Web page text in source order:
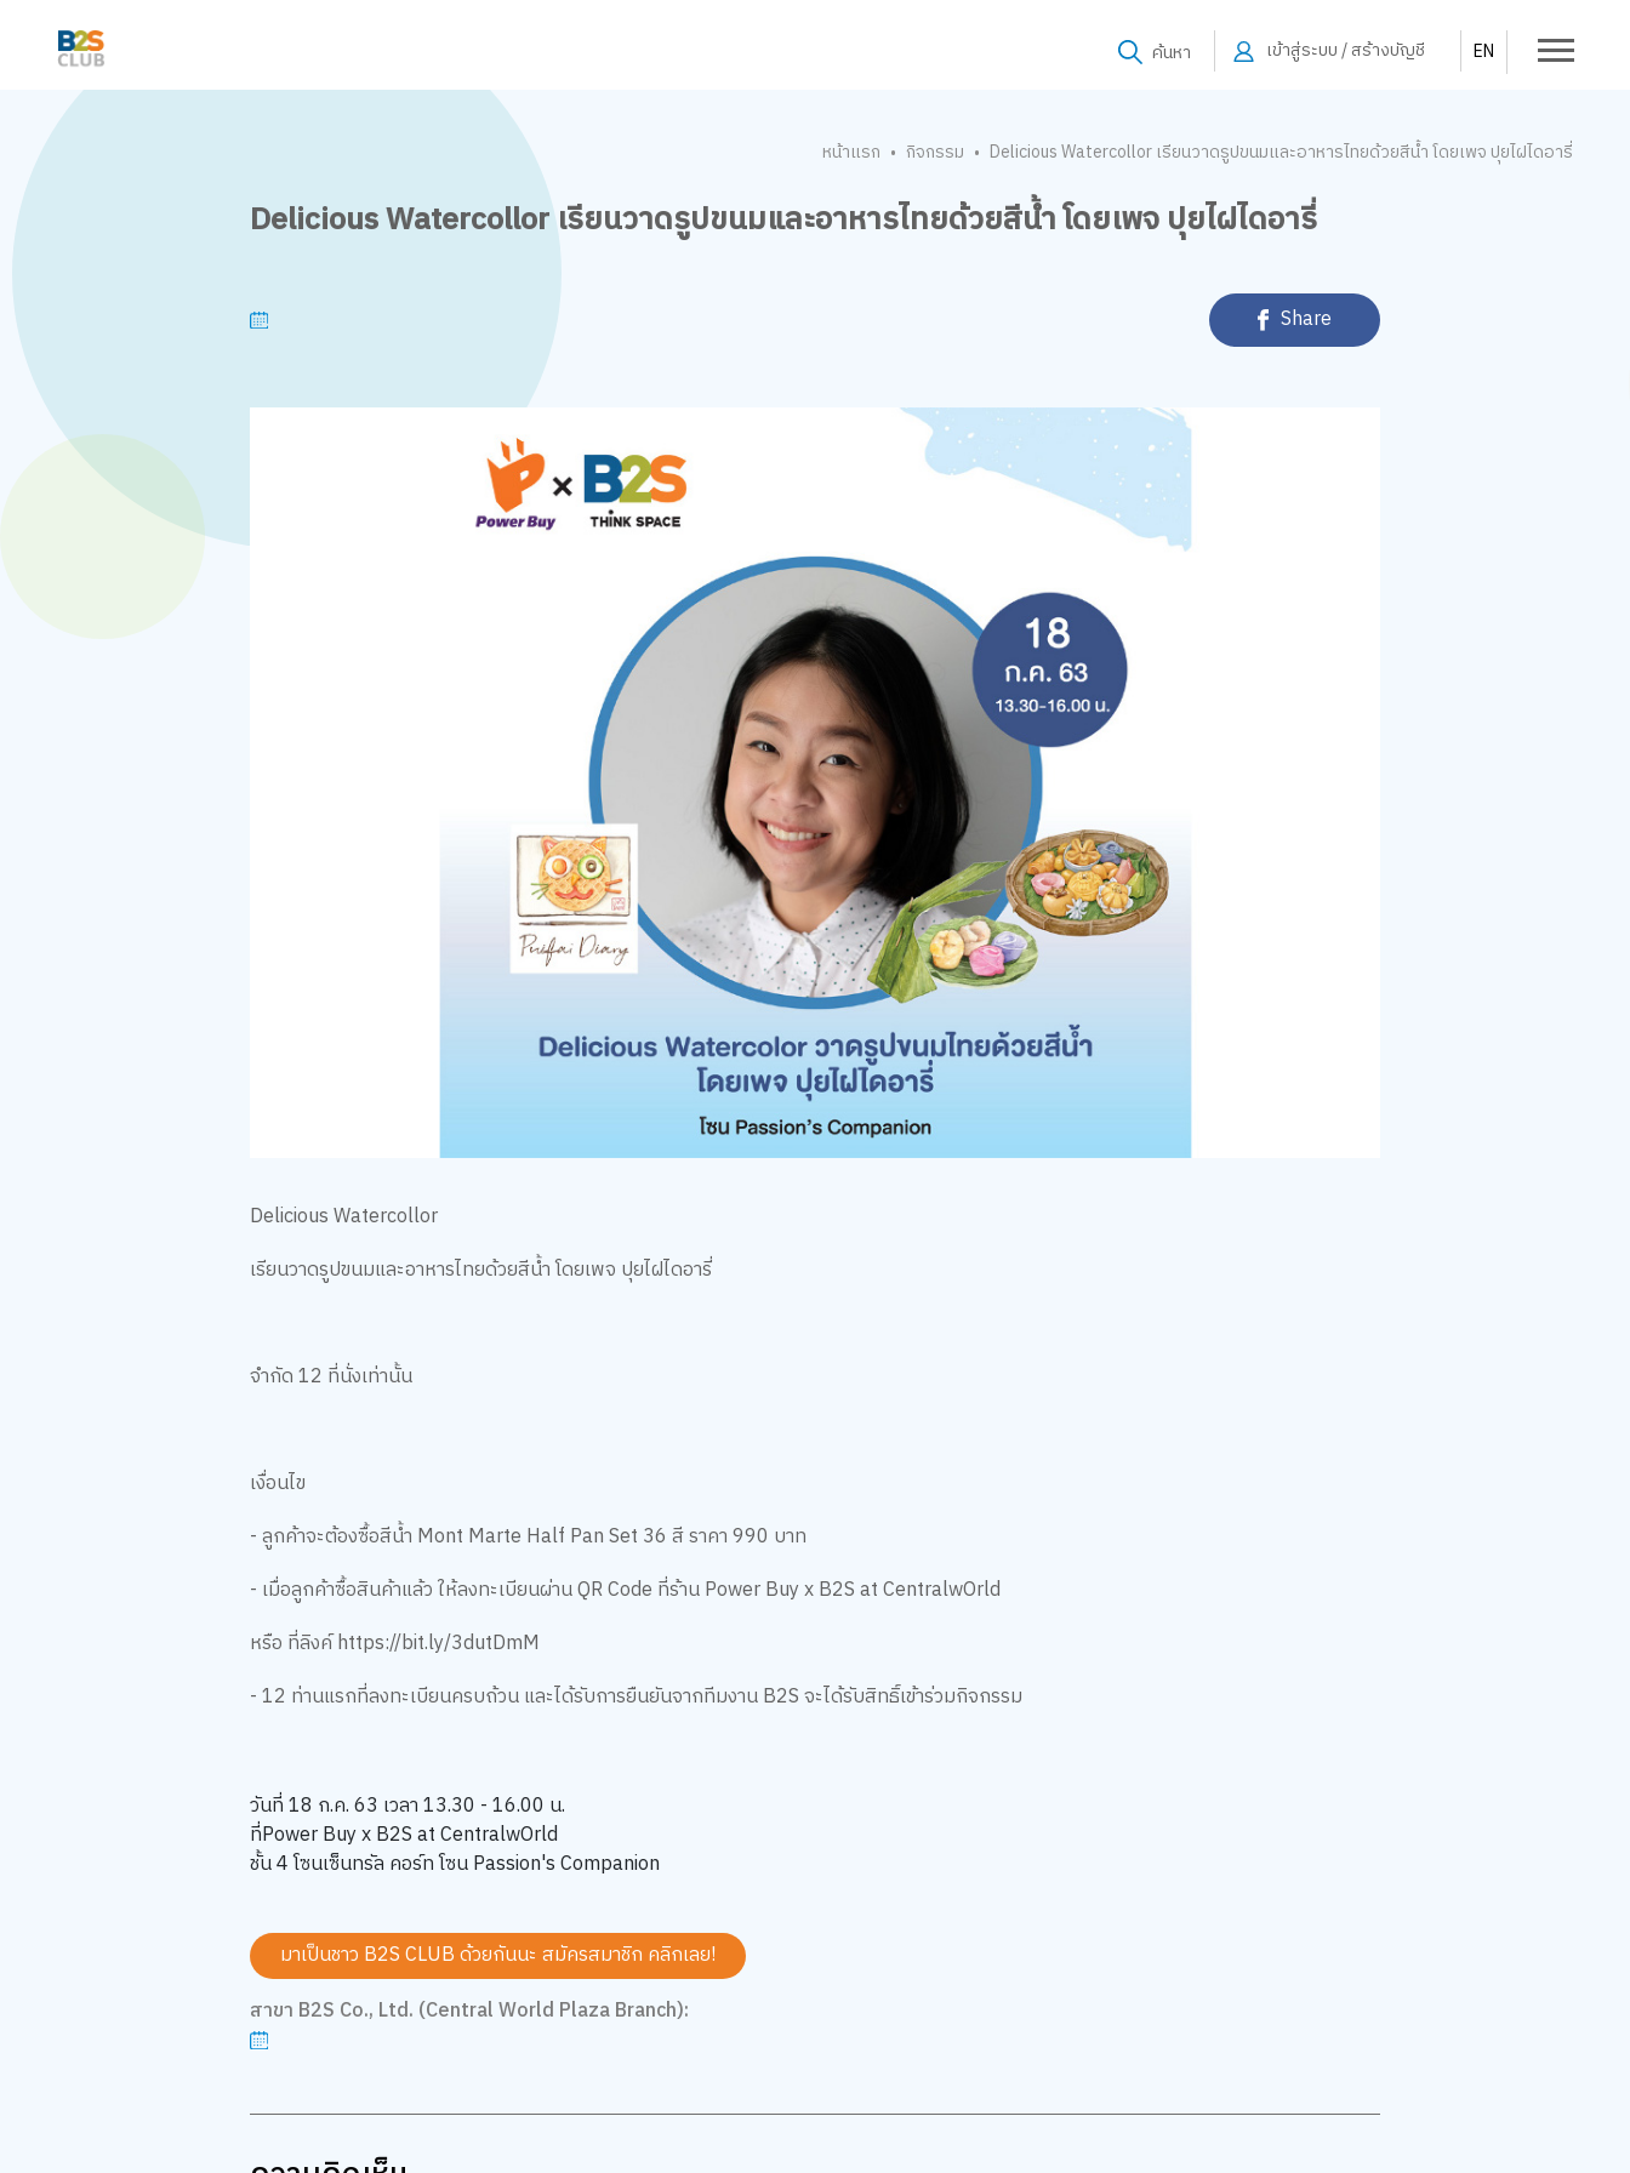
ค้นหา เข้าสู่ระบบ / สร้างบัญชี EN
หน้าแรก • กิจกรรม • Delicious Watercollor เรียนวาดรูปขนมและอาหารไทยด้วยสีน้ำ โดยเพจ ปุยไฝไดอารี่
Delicious Watercollor เรียนวาดรูปขนมและอาหารไทยด้วยสีน้ำ โดยเพจ ปุยไฝไดอารี่
Share
Delicious Watercollor
เรียนวาดรูปขนมและอาหารไทยด้วยสีน้ำ โดยเพจ ปุยไฝไดอารี่
จำกัด 12 ที่นั่งเท่านั้น
เงื่อนไข
- ลูกค้าจะต้องซื้อสีน้ำ Mont Marte Half Pan Set 36 สี ราคา 990 บาท
- เมื่อลูกค้าซื้อสินค้าแล้ว ให้ลงทะเบียนผ่าน QR Code ที่ร้าน Power Buy x B2S at CentralwOrld
หรือ ที่ลิงค์ https://bit.ly/3dutDmM
- 12 ท่านแรกที่ลงทะเบียนครบถ้วน และได้รับการยืนยันจากทีมงาน B2S จะได้รับสิทธิ์เข้าร่วมกิจกรรม
วันที่ 18 ก.ค. 63 เวลา 13.30 - 16.00 น.
ที่Power Buy x B2S at CentralwOrld
ชั้น 4 โซนเซ็นทรัล คอร์ท โซน Passion's Companion
มาเป็นชาว B2S CLUB ด้วยกันนะ สมัครสมาชิก คลิกเลย!
สาขา B2S Co., Ltd. (Central World Plaza Branch):